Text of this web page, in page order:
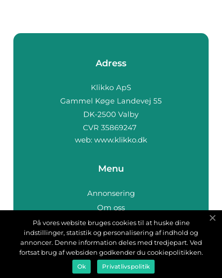
Adress
web: www.klikko.dk
Menu
Annonsering
Om oss
Cookies
Kontakta oss
Sitemap
På vores website bruges cookies til at huske dine
indstillinger, statistik og personalisering af indhold og
annoncer. Denne information deles med tredjepart. Ved
fortsat brug af websiden godkender du cookiepolitikken.
Ok Privatlivspolitik